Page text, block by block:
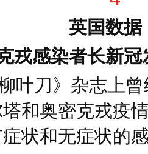
英国数据
戎感染者长新
叶刀》杂志上
和奥密克戎疫
状和无症状的